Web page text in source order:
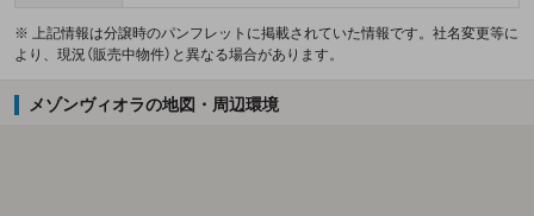
※ 上記情報は分譲時のパンフレットに掲載されていた情報です。社名変更等に
より、現況（販売中物件）と異なる場合があります。
メゾンヴィオラの地図・周辺環境